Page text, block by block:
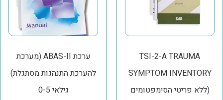
TSI-2-A TRAUMA
SYMPTOM INVENTORY
(ללא פריטי הסימפטומים
ערכת ABAS-II (מערכת
להערכת התנהגות מסתגלת)
גילאי 0-5